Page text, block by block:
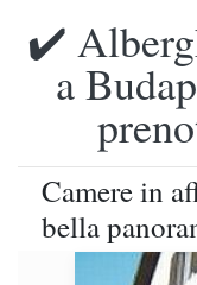
✔️
a
Camere in
bella